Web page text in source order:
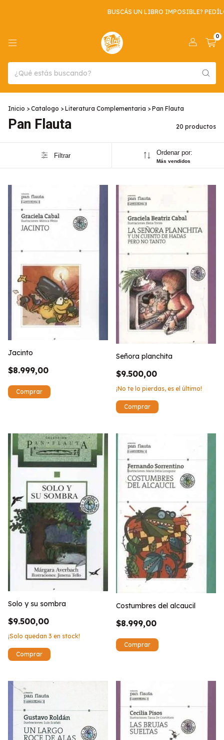
BUSCÁS UN LIBRO IMPOSIBLE? PEDÍLO ACÁ
0
Inicio > Catalogo > Literatura Complementaria > Pan Flauta
Pan Flauta 20 productos
Filtrar Ordenar por:
Más vendidos
Jacinto
$8.999,00
Señora planchita
$9.500,00
¡No te lo pierdas, es el último!
Solo y su sombra
$9.500,00
¡Solo quedan 3 en stock!
Costumbres del alcaucil
$8.999,00